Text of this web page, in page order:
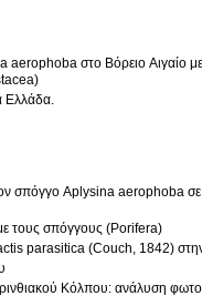
στο Βόρειο Αιγαίο
Ελλάδα.
σπόγγο Aplysina aerophoba
τους σπόγγους (Porifera)
parasitica (Couch, 1842)
Κόλπου: ανάλυση